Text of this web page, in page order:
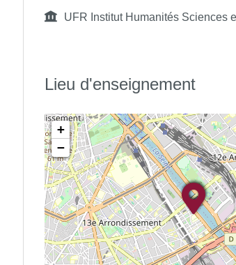
UFR Institut Humanités Sciences
Lieu d'enseignement
+
−